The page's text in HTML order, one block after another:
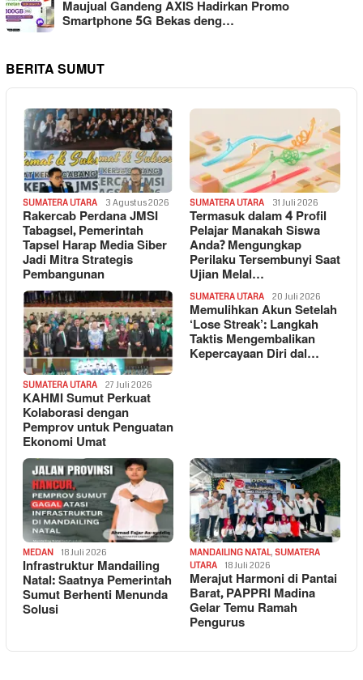
Maujual Gandeng AXIS Hadirkan Promo
Smartphone 5G Bekas deng…
BERITA SUMUT
SUMATERA UTARA 3 Agustus 2026
Rakercab Perdana JMSI
Tabagsel, Pemerintah
Tapsel Harap Media Siber
Jadi Mitra Strategis
Pembangunan
SUMATERA UTARA 31 Juli 2026
Termasuk dalam 4 Profil
Pelajar Manakah Siswa
Anda? Mengungkap
Perilaku Tersembunyi Saat
Ujian Melal…
SUMATERA UTARA 27 Juli 2026
KAHMI Sumut Perkuat
Kolaborasi dengan
Pemprov untuk Penguatan
Ekonomi Umat
SUMATERA UTARA 20 Juli 2026
Memulihkan Akun Setelah
‘Lose Streak’: Langkah
Taktis Mengembalikan
Kepercayaan Diri dal…
MEDAN 18 Juli 2026
Infrastruktur Mandailing
Natal: Saatnya Pemerintah
Sumut Berhenti Menunda
Solusi
MANDAILING NATAL, SUMATERA
UTARA
18 Juli 2026
Merajut Harmoni di Pantai
Barat, PAPPRI Madina
Gelar Temu Ramah
Pengurus